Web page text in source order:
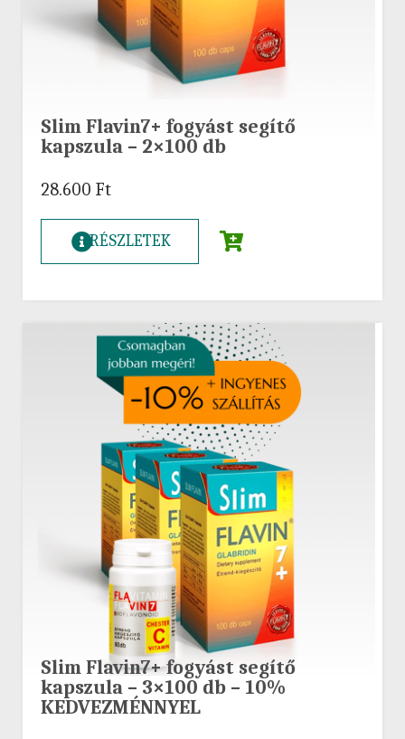
Slim Flavin7+ fogyást segítő
kapszula – 2×100 db
28.600 Ft
RÉSZLETEK
Slim Flavin7+ fogyást segítő
kapszula – 3×100 db – 10%
KEDVEZMÉNNYEL